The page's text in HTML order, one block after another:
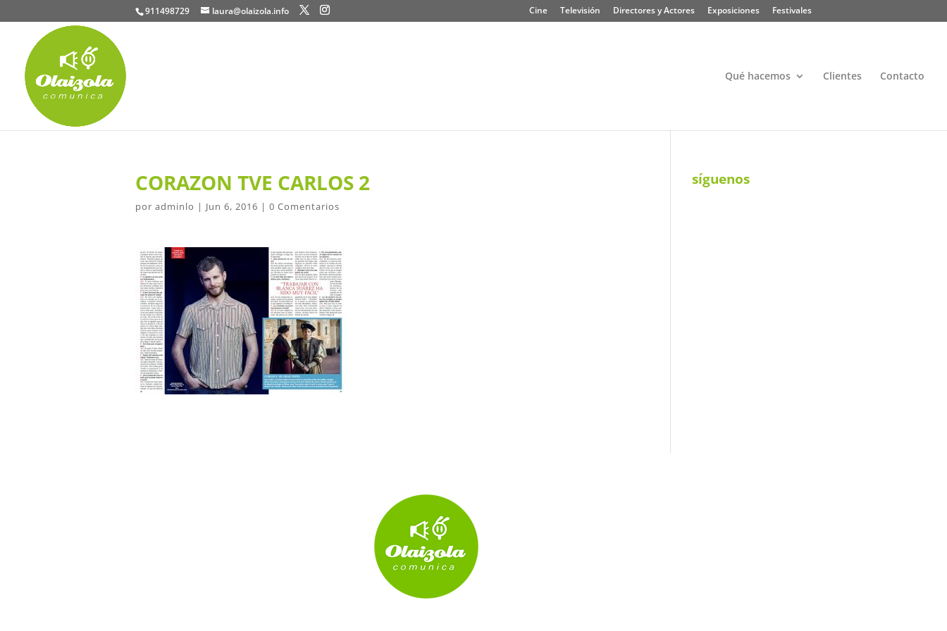
911498729 laura@olaizola.info Cine Televisión Directores y Actores Exposiciones Festivales
Qué hacemos Clientes Contacto
CORAZON TVE CARLOS 2
por adminlo | Jun 6, 2016 | 0 Comentarios
síguenos